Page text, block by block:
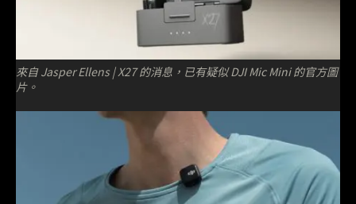
來自 Jasper Ellens | X27 的消息，已有疑似 DJI Mic Mini 的官方圖
片。